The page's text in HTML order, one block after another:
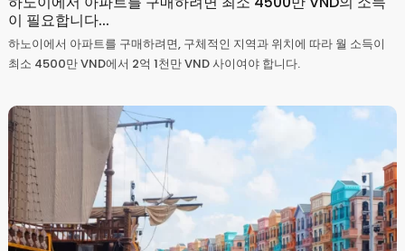
이 필요합니다...
하노이에서 아파트를 구매하려면, 구체적인 지역과 위치에 따라 월 소득이
최소 4500만 VND에서 2억 1천만 VND 사이여야 합니다.